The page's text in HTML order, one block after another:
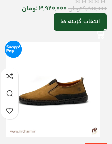
9,800,000تومان3,920,000تومان
انتخاب گزینه ها